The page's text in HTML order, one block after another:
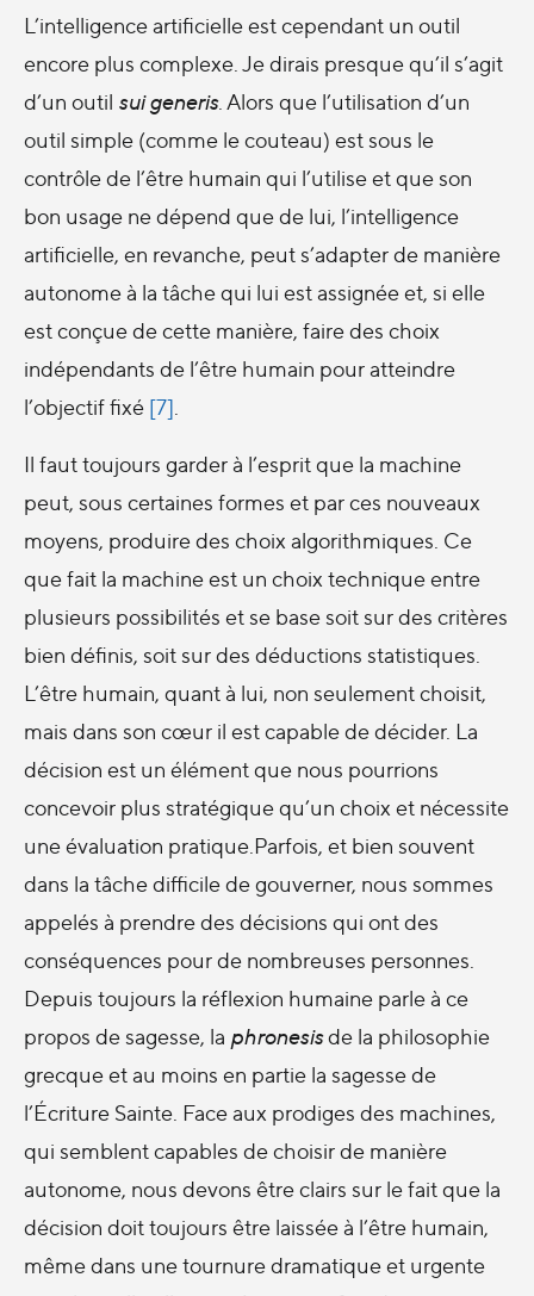
L’intelligence artificielle est cependant un outil
encore plus complexe. Je dirais presque qu’il s’agit
d’un outil sui generis. Alors que l’utilisation d’un
outil simple (comme le couteau) est sous le
contrôle de l’être humain qui l’utilise et que son
bon usage ne dépend que de lui, l’intelligence
artificielle, en revanche, peut s’adapter de manière
autonome à la tâche qui lui est assignée et, si elle
est conçue de cette manière, faire des choix
indépendants de l’être humain pour atteindre
l’objectif fixé [7]
Il faut toujours garder à l’esprit que la machine
peut, sous certaines formes et par ces nouveaux
moyens, produire des choix algorithmiques. Ce
que fait la machine est un choix technique entre
plusieurs possibilités et se base soit sur des critères
bien définis, soit sur des déductions statistiques.
L’être humain, quant à lui, non seulement choisit,
mais dans son cœur il est capable de décider. La
décision est un élément que nous pourrions
concevoir plus stratégique qu’un choix et nécessite
une évaluation pratique.Parfois, et bien souvent
dans la tâche difficile de gouverner, nous sommes
appelés à prendre des décisions qui ont des
conséquences pour de nombreuses personnes.
Depuis toujours la réflexion humaine parle à ce
propos de sagesse, la phronesisde la philosophie
grecque et au moins en partie la sagesse de
l’Écriture Sainte. Face aux prodiges des machines,
qui semblent capables de choisir de manière
autonome, nous devons être clairs sur le fait que la
décision doit toujours être laissée à l’être humain,
même dans une tournure dramatique et urgente